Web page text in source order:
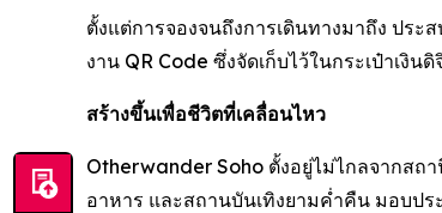
ตั้งแต่การจองจนถึงการเดินทางมาถึง ปร
งาน QR Code ซึ่งจัดเก็บไว้ในกระเป๋าเงิ
สร้างขึ้นเพื่อชีวิตที่เคลื่อนไหว
Otherwander Soho ตั้งอยู่ไม่ไกลจากสถ
อาหาร และสถานบันเทิงยามค่ำคืน มอบป